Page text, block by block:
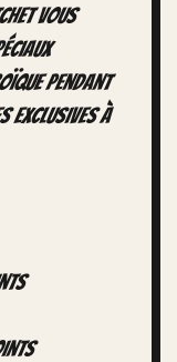
vous
pendant
exclusives à